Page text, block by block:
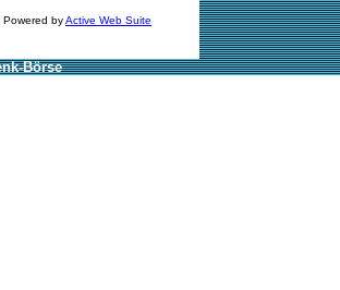
Powered byActive Web Suite
Börse